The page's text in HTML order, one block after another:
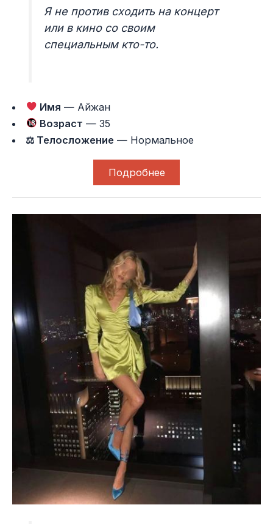
Я не против сходить на концерт
или в кино со своим
специальным кто-то.
Имя — Айжан
Возраст — 35
⚖ Телосложение — Нормальное
Подробнее